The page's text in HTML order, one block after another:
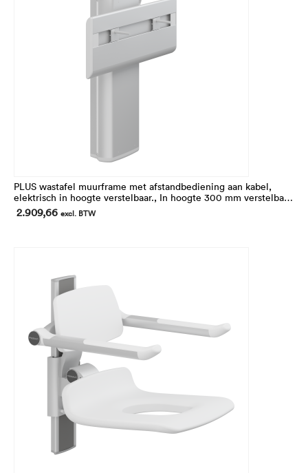
PLUS wastafel muurframe met afstandbediening aan kabel,
elektrisch in hoogte verstelbaar., In hoogte 300 mm verstelbaar
van 668 tot 968 mm. Voor MATRIX SMALL en CURVE/CURVE ll
wastafels
2.909,66 excl. BTW